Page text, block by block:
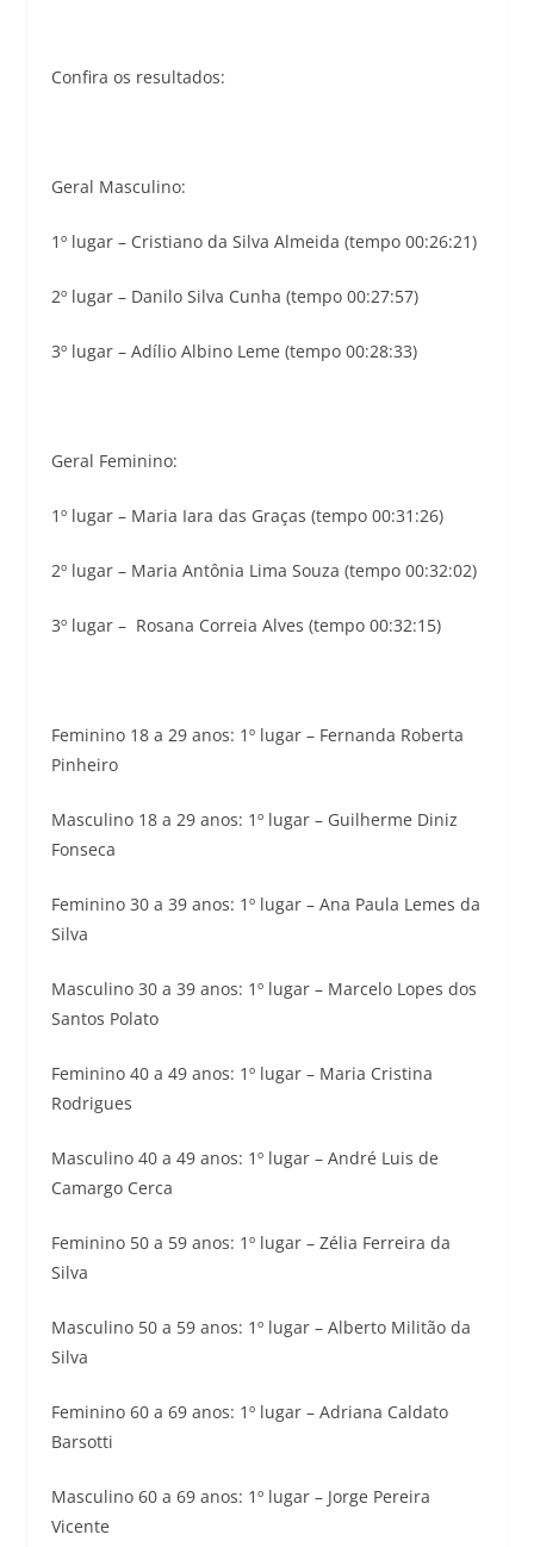
Confira os resultados:
Geral Masculino:
1º lugar – Cristiano da Silva Almeida (tempo 00:26:21)
2º lugar – Danilo Silva Cunha (tempo 00:27:57)
3º lugar – Adílio Albino Leme (tempo 00:28:33)
Geral Feminino:
1º lugar – Maria Iara das Graças (tempo 00:31:26)
2º lugar – Maria Antônia Lima Souza (tempo 00:32:02)
3º lugar – Rosana Correia Alves (tempo 00:32:15)
Feminino 18 a 29 anos: 1º lugar – Fernanda Roberta
Pinheiro
Masculino 18 a 29 anos: 1º lugar – Guilherme Diniz
Fonseca
Feminino 30 a 39 anos: 1º lugar – Ana Paula Lemes da
Silva
Masculino 30 a 39 anos: 1º lugar – Marcelo Lopes dos
Santos Polato
Feminino 40 a 49 anos: 1º lugar – Maria Cristina
Rodrigues
Masculino 40 a 49 anos: 1º lugar – André Luis de
Camargo Cerca
Feminino 50 a 59 anos: 1º lugar – Zélia Ferreira da
Silva
Masculino 50 a 59 anos: 1º lugar – Alberto Militão da
Silva
Feminino 60 a 69 anos: 1º lugar – Adriana Caldato
Barsotti
Masculino 60 a 69 anos: 1º lugar – Jorge Pereira
Vicente